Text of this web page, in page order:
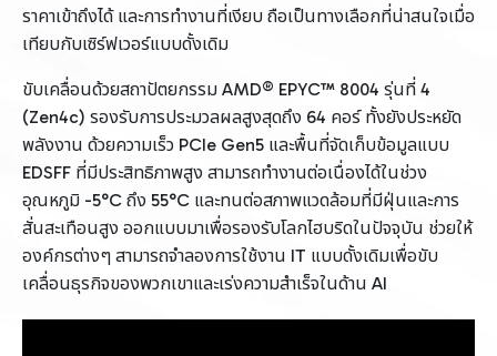
ราคาเข้าถึงได้ และการทำงานที่เงียบ ถือเป็นทางเลือกที่น่าสนใจเมื่อ
เทียบกับเซิร์ฟเวอร์แบบดั้งเดิม
ขับเคลื่อนด้วยสถาปัตยกรรม AMD® EPYC™ 8004 รุ่นที่ 4
(Zen4c) รองรับการประมวลผลสูงสุดถึง 64 คอร์ ทั้งยังประหยัด
พลังงาน ด้วยความเร็ว PCIe Gen5 และพื้นที่จัดเก็บข้อมูลแบบ
EDSFF ที่มีประสิทธิภาพสูง สามารถทำงานต่อเนื่องได้ในช่วง
อุณหภูมิ -5°C ถึง 55°C และทนต่อสภาพแวดล้อมที่มีฝุ่นและการ
สั่นสะเทือนสูง ออกแบบมาเพื่อรองรับโลกไฮบริดในปัจจุบัน ช่วยให้
องค์กรต่างๆ สามารถจำลองการใช้งาน IT แบบดั้งเดิมเพื่อขับ
เคลื่อนธุรกิจของพวกเขาและเร่งความสำเร็จในด้าน AI